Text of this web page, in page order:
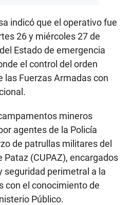
indicó que el operativo fue
26 y miércoles 27 de
Estado de emergencia
el control del orden
las Fuerzas Armadas con
mineros
agentes de la Policía
de patrullas militares del
Pataz (CUPAZ), encargados
seguridad perimetral a la
con el conocimiento de
Público.